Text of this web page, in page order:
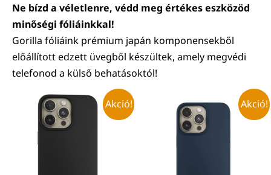
Ne bízd a véletlenre, védd meg értékes eszközöd
minőségi fóliáinkkal!
Gorilla fóliáink prémium japán komponensekből
előállított edzett üvegből készültek, amely megvédi
telefonod a külső behatásoktól!
Akció! Akció!